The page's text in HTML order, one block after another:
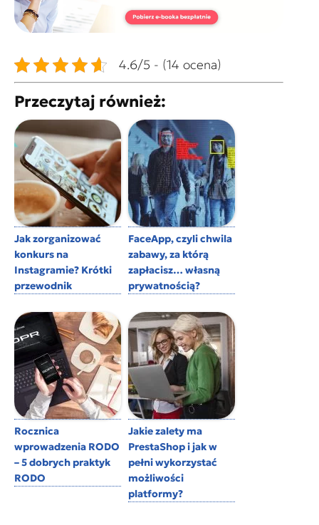
4.6/5 - (14 ocena)
Przeczytaj również:
Jak zorganizować
konkurs na
Instagramie? Krótki
przewodnik
FaceApp, czyli chwila
zabawy, za którą
zapłacisz… własną
prywatnością?
Rocznica
wprowadzenia RODO
– 5 dobrych praktyk
RODO
Jakie zalety ma
PrestaShop i jak w
pełni wykorzystać
możliwości
platformy?